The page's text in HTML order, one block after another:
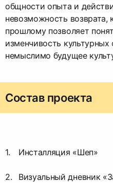
общности опыта и
невозможность возврата,
прошлому позволяет
изменчивость
немыслимо будущее
Состав проекта
Инсталляция «Шеп»
Визуальный дневник